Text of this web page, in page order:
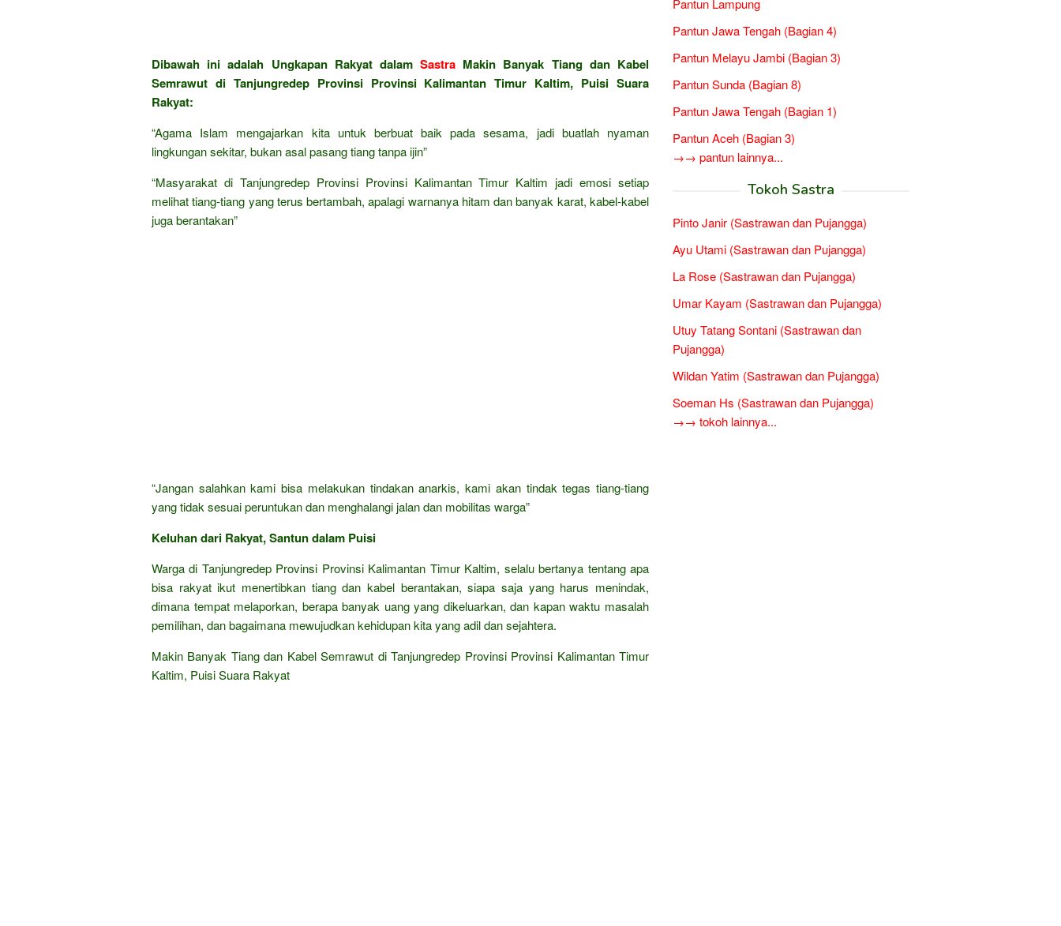
Dibawah ini adalah Ungkapan Rakyat dalamSastra Makin Banyak Tiang dan Kabel
Semrawut di Tanjungredep Provinsi Provinsi Kalimantan Timur Kaltim, Puisi Suara
Rakyat:
“Agama Islam mengajarkan kita untuk berbuat baik pada sesama, jadi buatlah nyaman
lingkungan sekitar, bukan asal pasang tiang tanpa ijin”
“Masyarakat di Tanjungredep Provinsi Provinsi Kalimantan Timur Kaltim jadi emosi setiap
melihat tiang-tiang yang terus bertambah, apalagi warnanya hitam dan banyak karat, kabel-kabel
juga berantakan”
“Jangan salahkan kami bisa melakukan tindakan anarkis, kami akan tindak tegas tiang-tiang
yang tidak sesuai peruntukan dan menghalangi jalan dan mobilitas warga”
Keluhan dari Rakyat, Santun dalam Puisi
Warga di Tanjungredep Provinsi Provinsi Kalimantan Timur Kaltim, selalu bertanya tentang apa
bisa rakyat ikut menertibkan tiang dan kabel berantakan, siapa saja yang harus menindak,
dimana tempat melaporkan, berapa banyak uang yang dikeluarkan, dan kapan waktu masalah
pemilihan, dan bagaimana mewujudkan kehidupan kita yang adil dan sejahtera.
Makin Banyak Tiang dan Kabel Semrawut di Tanjungredep Provinsi Provinsi Kalimantan Timur
Kaltim, Puisi Suara Rakyat
Pantun Lampung
Pantun Jawa Tengah (Bagian 4)
Pantun Melayu Jambi (Bagian 3)
Pantun Sunda (Bagian 8)
Pantun Jawa Tengah (Bagian 1)
Pantun Aceh (Bagian 3)
→→ pantun lainnya...
Tokoh Sastra
Pinto Janir (Sastrawan dan Pujangga)
Ayu Utami (Sastrawan dan Pujangga)
La Rose (Sastrawan dan Pujangga)
Umar Kayam (Sastrawan dan Pujangga)
Utuy Tatang Sontani (Sastrawan dan
Pujangga)
Wildan Yatim (Sastrawan dan Pujangga)
Soeman Hs (Sastrawan dan Pujangga)
→→ tokoh lainnya...